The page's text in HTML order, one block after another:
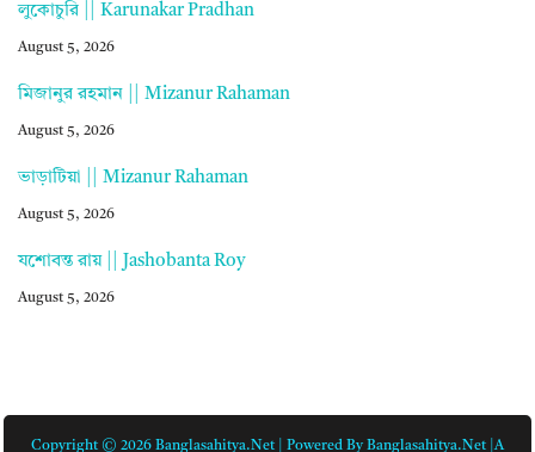
লুকোচুরি || Karunakar Pradhan
August 5, 2026
মিজানুর রহমান || Mizanur Rahaman
August 5, 2026
ভাড়াটিয়া || Mizanur Rahaman
August 5, 2026
যশোবন্ত রায় || Jashobanta Roy
August 5, 2026
Copyright © 2026 Banglasahitya.net | Powered By Banglasahitya.net |A